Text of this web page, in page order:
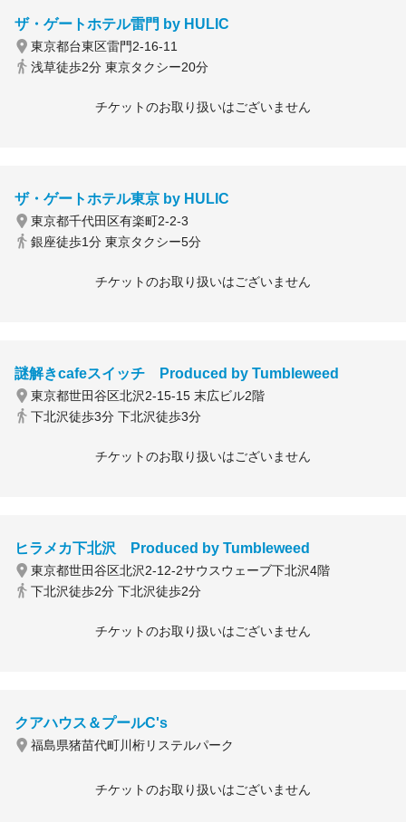
ザ・ゲートホテル雷門 by HULIC
東京都台東区雷門2-16-11
浅草徒歩2分 東京タクシー20分
チケットのお取り扱いはございません
ザ・ゲートホテル東京 by HULIC
東京都千代田区有楽町2-2-3
銀座徒歩1分 東京タクシー5分
チケットのお取り扱いはございません
謎解きcafeスイッチ Produced by Tumbleweed
東京都世田谷区北沢2-15-15 末広ビル2階
下北沢徒歩3分 下北沢徒歩3分
チケットのお取り扱いはございません
ヒラメカ下北沢 Produced by Tumbleweed
東京都世田谷区北沢2-12-2サウスウェーブ下北沢4階
下北沢徒歩2分 下北沢徒歩2分
チケットのお取り扱いはございません
クアハウス＆プールC's
福島県猪苗代町川桁リステルパーク
チケットのお取り扱いはございません